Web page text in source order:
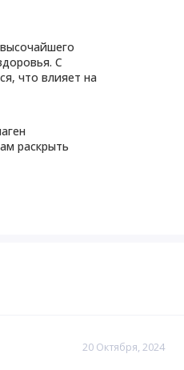
С
что влияет на
раскрыть
Т
20 Октября, 2024